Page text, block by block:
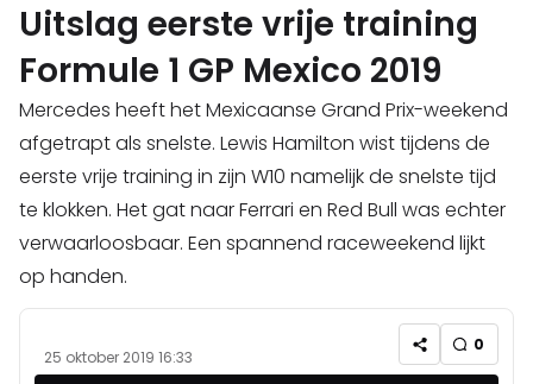
Uitslag eerste vrije training
Formule 1 GP Mexico 2019
Mercedes heeft het Mexicaanse Grand Prix-weekend
afgetrapt als snelste. Lewis Hamilton wist tijdens de
eerste vrije training in zijn W10 namelijk de snelste tijd
te klokken. Het gat naar Ferrari en Red Bull was echter
verwaarloosbaar. Een spannend raceweekend lijkt
op handen.
25 oktober 2019 16:33
0